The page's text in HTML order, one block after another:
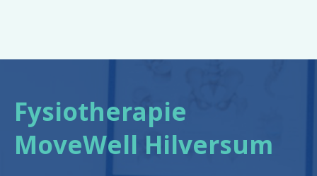
Fysiotherapie
MoveWell Hilversum